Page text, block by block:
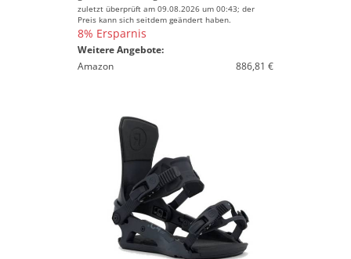
zuletzt überprüft am 09.08.2026 um 00:43; der
Preis kann sich seitdem geändert haben.
8% Ersparnis
Weitere Angebote:
Amazon
886,81 €